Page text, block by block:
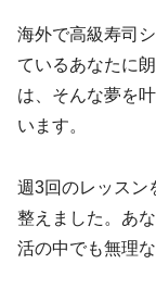
海外で高級寿司
ているあなたに
は、そんな夢を
います。
週3回のレッスン
整えました。あ
活の中でも無理